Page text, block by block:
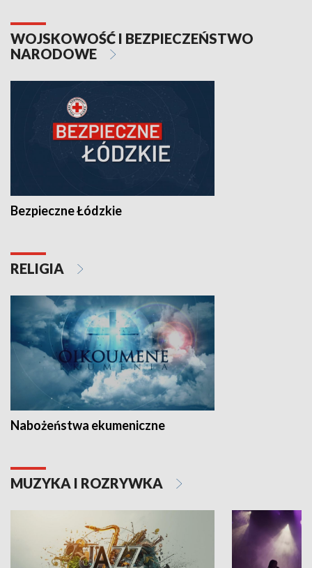
WOJSKOWOŚĆ I BEZPIECZEŃSTWO
NARODOWE
Bezpieczne Łódzkie
RELIGIA
Nabożeństwa ekumeniczne
MUZYKA I ROZRYWKA